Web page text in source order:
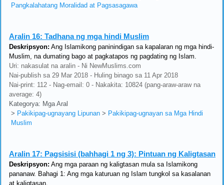
Pangkalahatang Moralidad at Pagsasagawa
Aralin 16: Tadhana ng mga hindi Muslim
Deskripsyon: Ang Islamikong paninindigan sa kapalaran ng mga hindi-
Muslim, na dumating bago at pagkatapos ng pagdating ng Islam.
Uri: nakasulat na aralin - Ni NewMuslims.com
Nai-publish sa 29 Mar 2018 - Huling binago sa 11 Apr 2018
Nai-print: 112 - Nag-email: 0 - Nakakita: 10824 (pang-araw-araw na
average: 4)
Kategorya: Mga Aral
> Pakikipag-ugnayang Lipunan > Pakikipag-ugnayan sa Mga Hindi
Muslim
Aralin 17: Pagsisisi (bahhagi 1 ng 3): Pintuan ng Kaligtasan
Deskripsyon: Ang mga paraan ng kaligtasan mula sa Islamikong
pananaw. Bahagi 1: Ang mga katuruan ng Islam tungkol sa kasalanan
at kaligtasan.